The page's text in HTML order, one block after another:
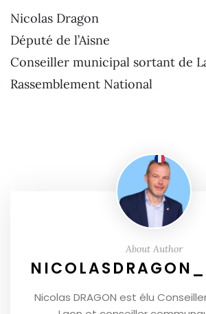
Nicolas Dragon
Député de l’Aisne
Conseiller municipal sortant de
Rassemblement National
About Author
Nicolas DRAGON est élu